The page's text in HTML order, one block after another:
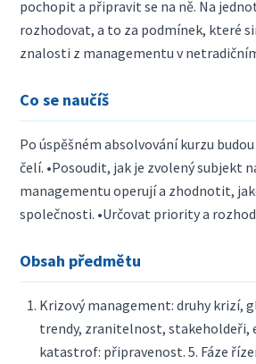
pochopit a připravit se na ně. Na
rozhodovat, a to za podmínek, které
znalosti z managementu v
Co se naučíš
Po úspěšném absolvování kurzu
čelí. •Posoudit, jak je zvolený subjekt
managementu operují a zhodnotit,
společnosti. •Určovat priority a
Obsah předmětu
Krizový management: druhy krizí,
trendy, zranitelnost, stakeholdeři,
katastrof: připravenost. 5. Fáze